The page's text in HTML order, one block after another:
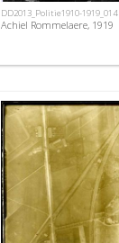
DD2013_Politie1910-1919_014
Achiel Rommelaere, 1919